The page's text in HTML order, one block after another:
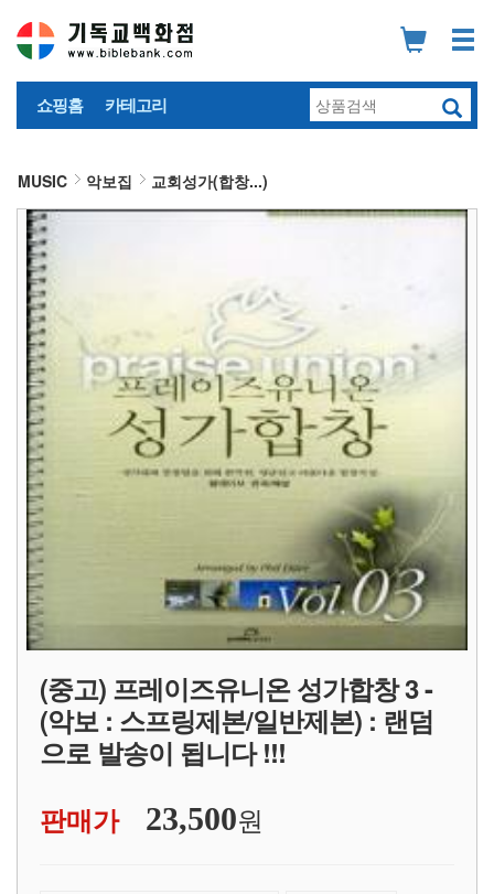
쇼핑홈 카테고리
MUSIC 악보집 교회성가(합창...)
(중고) 프레이즈유니온 성가합창 3 -
(악보 : 스프링제본/일반제본) : 랜덤
으로 발송이 됩니다 !!!
판매가
23,500원